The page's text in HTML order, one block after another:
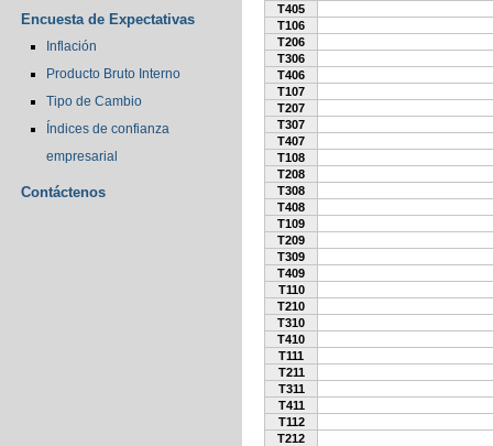
Encuesta de Expectativas
Inflación
Producto Bruto Interno
Tipo de Cambio
Índices de confianza
empresarial
Contáctenos
T405
T106
T206
T306
T406
T107
T207
T307
T407
T108
T208
T308
T408
T109
T209
T309
T409
T110
T210
T310
T410
T111
T211
T311
T411
T112
T212